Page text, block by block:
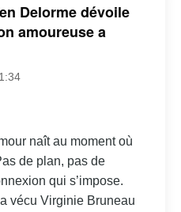
Delorme dévoile
amoureuse a
naît au moment où
de plan, pas de
qui s’impose.
vécu Virginie Bruneau